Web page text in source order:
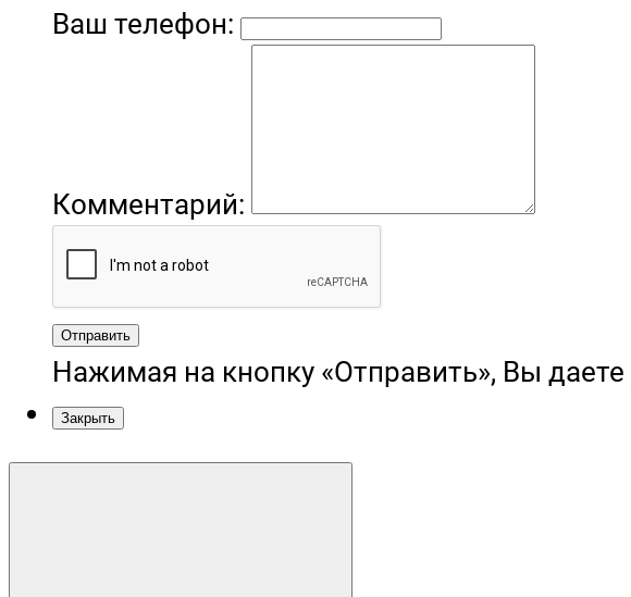
Ваш телефон:
Комментарий:
Отправить
Нажимая на кнопку «Отправить», Вы даете
Закрыть